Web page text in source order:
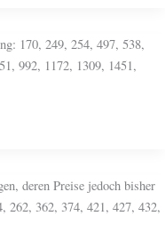
170, 249, 254, 497, 538,
992, 1172, 1309, 1451,
deren Preise jedoch bisher
262, 362, 374, 421, 427, 432,